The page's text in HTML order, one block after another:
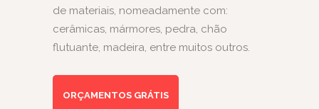
de materiais, nomeadamente com:
cerâmicas, mármores, pedra, chão
flutuante, madeira, entre muitos outros.
ORÇAMENTOS GRÁTIS